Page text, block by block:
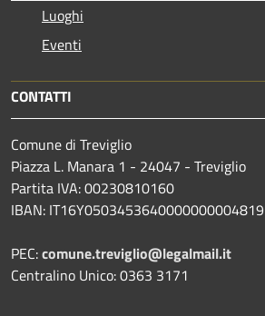
Luoghi
Eventi
CONTATTI
Comune di Treviglio
Piazza L. Manara 1 - 24047 - Treviglio
Partita IVA: 00230810160
IBAN: IT16Y0503453640000000004819
PEC:comune.treviglio@legalmail.it
Centralino Unico: 0363 3171